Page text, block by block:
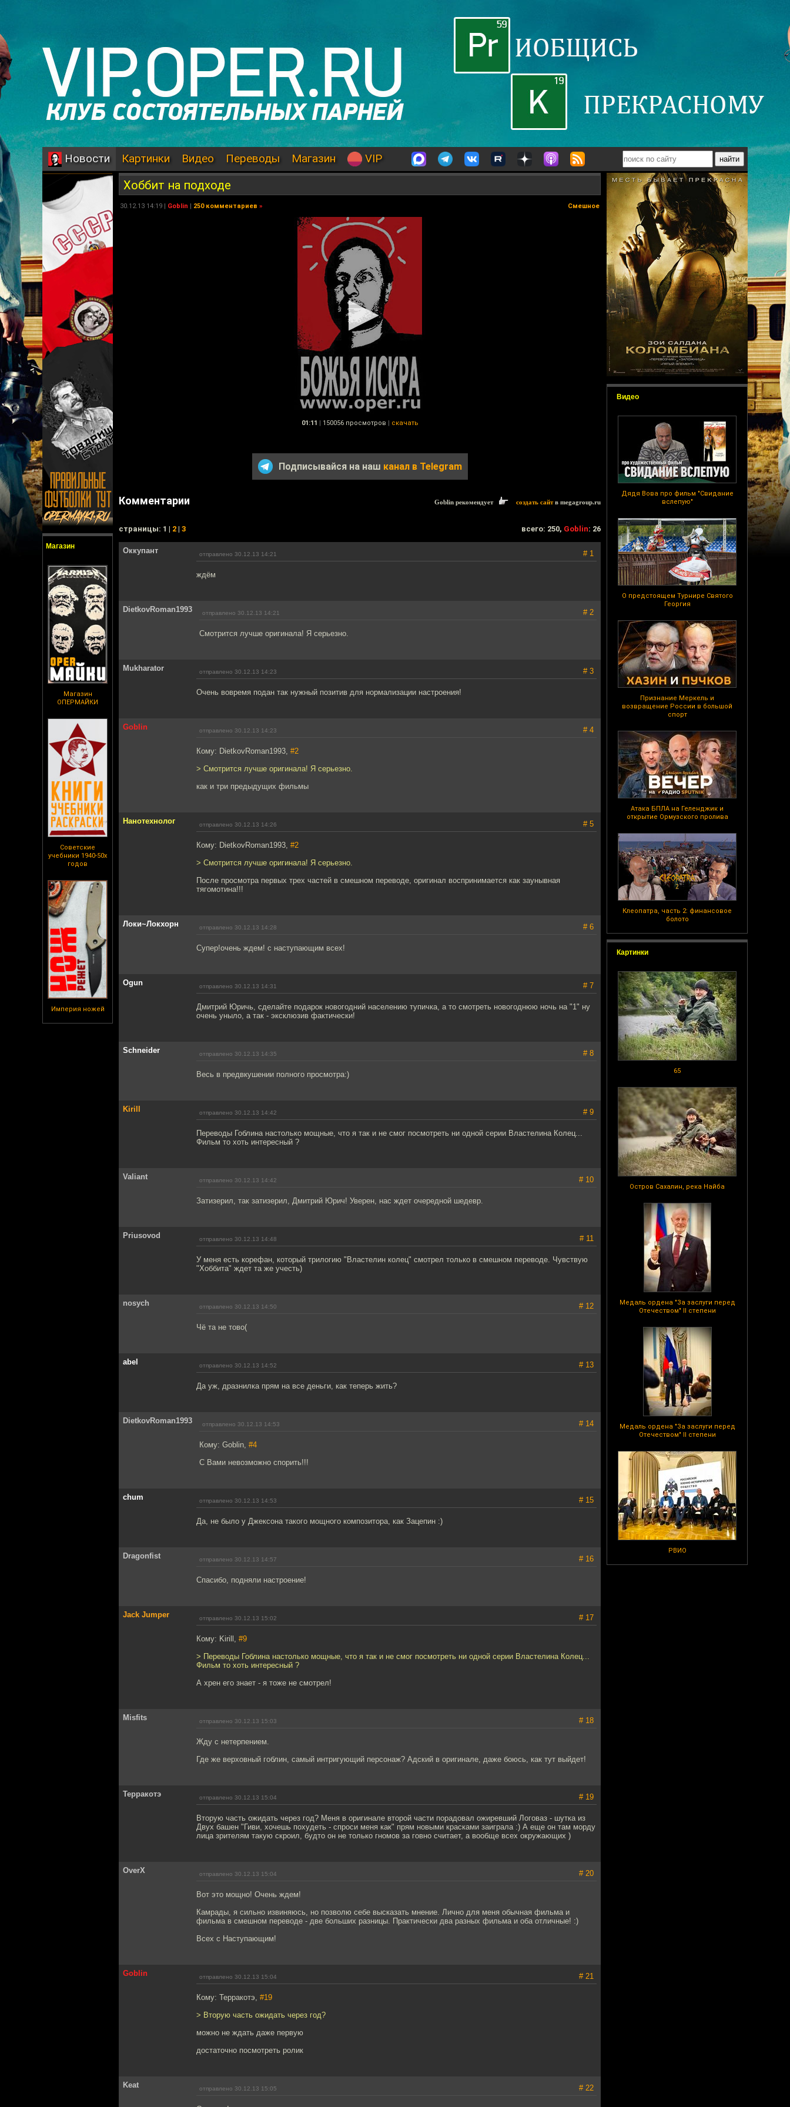
Новости Картинки Видео Переводы Магазин VIP
Магазин
Магазин
ОПЕРМАЙКИ
Советские
учебники 1940-50х
годов
Империя ножей
Видео
Дядя Вова про фильм "Свидание
вслепую"
О предстоящем Турнире Святого
Георгия
Признание Меркель и
возвращение России в большой
спорт
Атака БПЛА на Геленджик и
открытие Ормузского пролива
Клеопатра, часть 2: финансовое
болото
Картинки
65
Остров Сахалин, река Найба
Медаль ордена "За заслуги перед
Отечеством" II степени
Медаль ордена "За заслуги перед
Отечеством" II степени
РВИО
Хоббит на подходе
30.12.13 14:19 | Goblin | 250 комментариев » Смешное
01:11 | 150056 просмотров | скачать
Подписывайся на наш канал в Telegram
Комментарии Goblin рекомендует создать сайтв megagroup.ru
cтраницы: 1 | 2 | 3 всего: 250, Goblin: 26
Оккупант отправлено 30.12.13 14:21 # 1
ждём
DietkovRoman1993 отправлено 30.12.13 14:21 # 2
Смотрится лучше оригинала! Я серьезно.
Mukharator отправлено 30.12.13 14:23 # 3
Очень вовремя подан так нужный позитив для нормализации настроения!
Goblin отправлено 30.12.13 14:23 # 4
Кому: DietkovRoman1993, #2
> Смотрится лучше оригинала! Я серьезно.
как и три предыдущих фильмы
Нанотехнолог отправлено 30.12.13 14:26 # 5
Кому: DietkovRoman1993, #2
> Смотрится лучше оригинала! Я серьезно.
После просмотра первых трех частей в смешном переводе, оригинал воспринимается как заунывная
тягомотина!!!
Локи~Локхорн отправлено 30.12.13 14:28 # 6
Супер!очень ждем! с наступающим всех!
Ogun отправлено 30.12.13 14:31 # 7
Дмитрий Юричь, сделайте подарок новогодний населению тупичка, а то смотреть новогоднюю ночь на "1" ну
очень уныло, а так - эксклюзив фактически!
Schneider отправлено 30.12.13 14:35 # 8
Весь в предвкушении полного просмотра:)
Kirill отправлено 30.12.13 14:42 # 9
Переводы Гоблина настолько мощные, что я так и не смог посмотреть ни одной серии Властелина Колец...
Фильм то хоть интересный ?
Valiant отправлено 30.12.13 14:42 # 10
Затизерил, так затизерил, Дмитрий Юрич! Уверен, нас ждет очередной шедевр.
Priusovod отправлено 30.12.13 14:48 # 11
У меня есть корефан, который трилогию "Властелин колец" смотрел только в смешном переводе. Чувствую
"Хоббита" ждет та же учесть)
nosych отправлено 30.12.13 14:50 # 12
Чё та не тово(
abel отправлено 30.12.13 14:52 # 13
Да уж, дразнилка прям на все деньги, как теперь жить?
DietkovRoman1993 отправлено 30.12.13 14:53 # 14
Кому: Goblin, #4
С Вами невозможно спорить!!!
chum отправлено 30.12.13 14:53 # 15
Да, не было у Джексона такого мощного композитора, как Зацепин :)
Dragonfist отправлено 30.12.13 14:57 # 16
Спасибо, подняли настроение!
Jack Jumper отправлено 30.12.13 15:02 # 17
Кому: Kirill, #9
> Переводы Гоблина настолько мощные, что я так и не смог посмотреть ни одной серии Властелина Колец...
Фильм то хоть интересный ?
А хрен его знает - я тоже не смотрел!
Misfits отправлено 30.12.13 15:03 # 18
Жду с нетерпением.
Где же верховный гоблин, самый интригующий персонаж? Адский в оригинале, даже боюсь, как тут выйдет!
Терракотэ отправлено 30.12.13 15:04 # 19
Вторую часть ожидать через год? Меня в оригинале второй части порадовал ожиревший Логоваз - шутка из
Двух башен "Гиви, хочешь похудеть - спроси меня как" прям новыми красками заиграла :) А еще он там морду
лица зрителям такую скроил, будто он не только гномов за говно считает, а вообще всех окружающих )
OverX отправлено 30.12.13 15:04 # 20
Вот это мощно! Очень ждем!
Камрады, я сильно извиняюсь, но позволю себе высказать мнение. Лично для меня обычная фильма и
фильма в смешном переводе - две больших разницы. Практически два разных фильма и оба отличные! :)
Всех с Наступающим!
Goblin отправлено 30.12.13 15:04 # 21
Кому: Терракотэ, #19
> Вторую часть ожидать через год?
можно не ждать даже первую
достаточно посмотреть ролик
Keat отправлено 30.12.13 15:05 # 22